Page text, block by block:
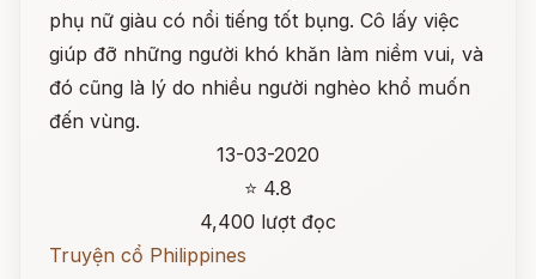
phụ nữ giàu có nổi tiếng tốt bụng. Cô lấy việc
giúp đỡ những người khó khăn làm niềm vui, và
đó cũng là lý do nhiều người nghèo khổ muốn
đến vùng.
13-03-2020
⭐ 4.8
4,400 lượt đọc
Truyện cổ Philippines